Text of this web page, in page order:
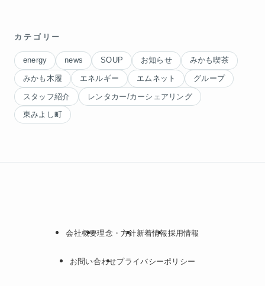
カテゴリー
energy news SOUP お知らせ みかも喫茶
みかも木履 エネルギー エムネット グループ
スタッフ紹介 レンタカー/カーシェアリング
東みよし町
会社概要理念・方針新着情報採用情報
お問い合わせプライバシーポリシー